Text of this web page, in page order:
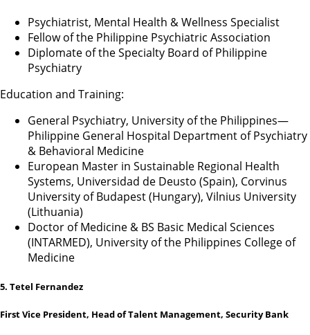
Psychiatrist, Mental Health & Wellness Specialist
Fellow of the Philippine Psychiatric Association
Diplomate of the Specialty Board of Philippine
Psychiatry
Education and Training:
General Psychiatry, University of the Philippines—
Philippine General Hospital Department of Psychiatry
& Behavioral Medicine
European Master in Sustainable Regional Health
Systems, Universidad de Deusto (Spain), Corvinus
University of Budapest (Hungary), Vilnius University
(Lithuania)
Doctor of Medicine & BS Basic Medical Sciences
(INTARMED), University of the Philippines College of
Medicine
5. Tetel Fernandez
First Vice President, Head of Talent Management, Security Bank